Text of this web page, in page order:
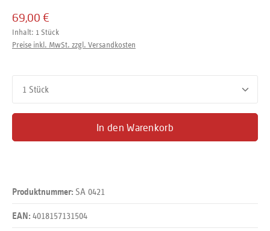
69,00 €
Inhalt: 1 Stück
Preise inkl. MwSt. zzgl. Versandkosten
In den Warenkorb
Produktnummer: SA 0421
EAN: 4018157131504